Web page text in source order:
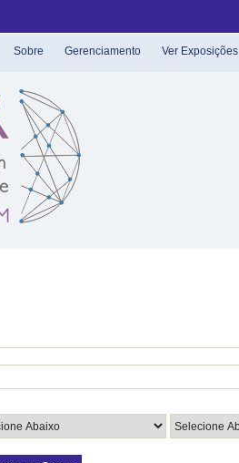
Sobre Gerenciamento Ver Exposições